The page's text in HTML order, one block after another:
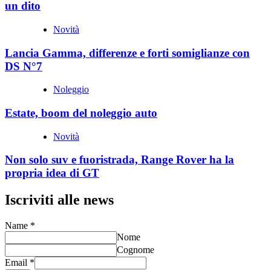
un dito
Novità
Lancia Gamma, differenze e forti somiglianze con
DS N°7
Noleggio
Estate, boom del noleggio auto
Novità
Non solo suv e fuoristrada, Range Rover ha la
propria idea di GT
Iscriviti alle news
Name *
Nome
Cognome
Email *